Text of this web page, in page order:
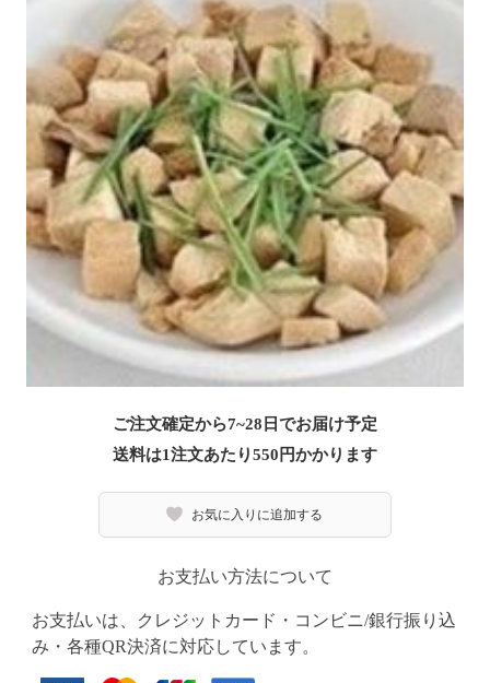
ご注文確定から7~28日でお届け予定
送料は1注文あたり550 円かかります
お気に入りに追加する
お支払い方法について
お支払いは、クレジットカード・コンビニ/銀行振り込
み・各種QR決済に対応しています。